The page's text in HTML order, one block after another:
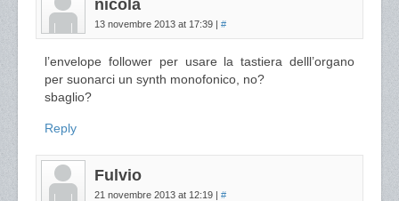
nicola
13 novembre 2013 at 17:39 | #
l’envelope follower per usare la tastiera delll’organo
per suonarci un synth monofonico, no?
sbaglio?
Reply
Fulvio
21 novembre 2013 at 12:19 | #